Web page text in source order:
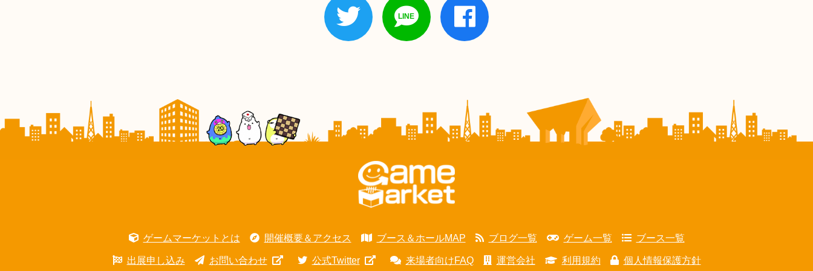
ゲームマーケットとは 開催概要＆アクセス ブース＆ホールMAP ブログ一覧 ゲーム一覧 ブース一覧
出展申し込み お問い合わせ 公式Twitter 来場者向けFAQ 運営会社 利用規約 個人情報保護方針